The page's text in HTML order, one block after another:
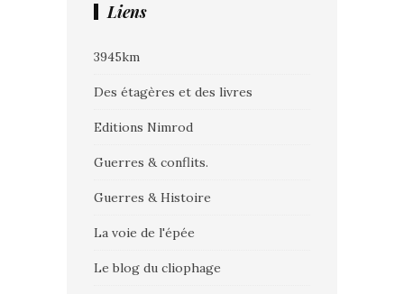
Liens
3945km
Des étagères et des livres
Editions Nimrod
Guerres & conflits.
Guerres & Histoire
La voie de l'épée
Le blog du cliophage